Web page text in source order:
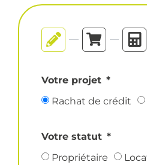
Votre projet
Rachat de crédit
Votre statut
Propriétaire